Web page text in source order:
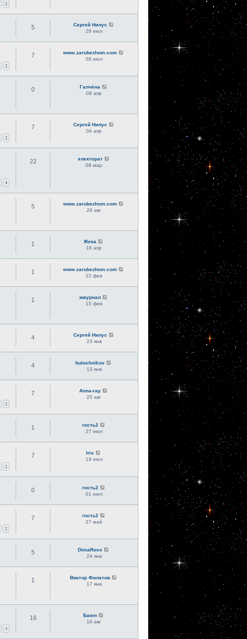
2
5
Сергей Нилус
29 июл
2
7
www.zarubezhom.com
08 июл
0
Галчёна
08 апр
2
7
Сергей Нилус
04 апр
4
22
электорат
08 мар
5
www.zarubezhom.com
26 авг
1
Жека
16 апр
1
www.zarubezhom.com
22 фев
1
жжурнал
15 фев
4
Сергей Нилус
23 янв
4
bulochnikov
13 янв
2
7
Anna-ray
25 авг
1
гость2
27 июл
2
7
Iris
19 июл
0
гость2
01 июл
2
7
гость2
27 май
5
DimaRoss
24 янв
1
Виктор Филатов
17 янв
3
16
Баюн
16 авг